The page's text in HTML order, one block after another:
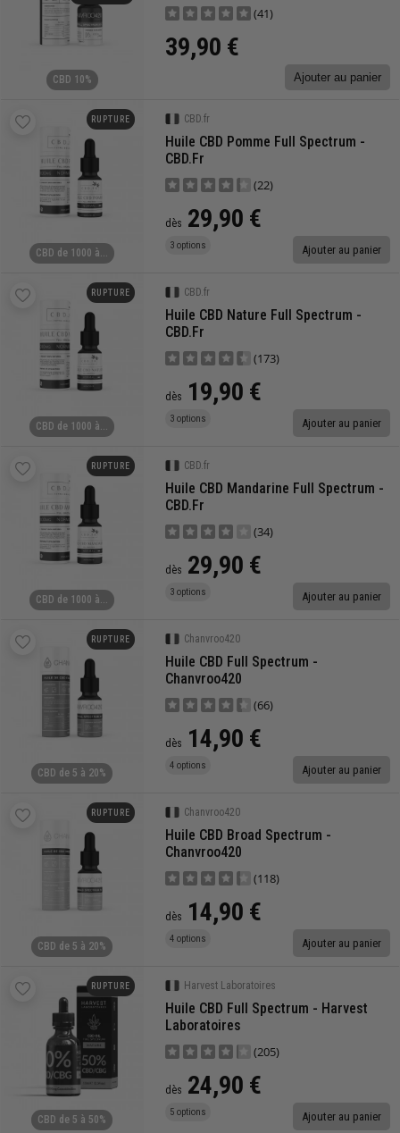
CBD 10%
(41)
39,90 €
Ajouter au panier
RUPTURE
CBD de 1000 à...
CBD.fr
Huile CBD Pomme Full Spectrum -
CBD.fr
(22)
dès 29,90 €
3 options Ajouter au panier
RUPTURE
CBD de 1000 à...
CBD.fr
Huile CBD Nature Full Spectrum -
CBD.fr
(173)
dès 19,90 €
3 options Ajouter au panier
RUPTURE
CBD de 1000 à...
CBD.fr
Huile CBD Mandarine Full Spectrum -
CBD.fr
(34)
dès 29,90 €
3 options Ajouter au panier
RUPTURE
CBD de 5 à 20%
Chanvroo420
Huile CBD Full Spectrum -
Chanvroo420
(66)
dès 14,90 €
4 options Ajouter au panier
RUPTURE
CBD de 5 à 20%
Chanvroo420
Huile CBD Broad Spectrum -
Chanvroo420
(118)
dès 14,90 €
4 options Ajouter au panier
RUPTURE
CBD de 5 à 50%
Harvest Laboratoires
Huile CBD Full Spectrum - Harvest
Laboratoires
(205)
dès 24,90 €
5 options Ajouter au panier